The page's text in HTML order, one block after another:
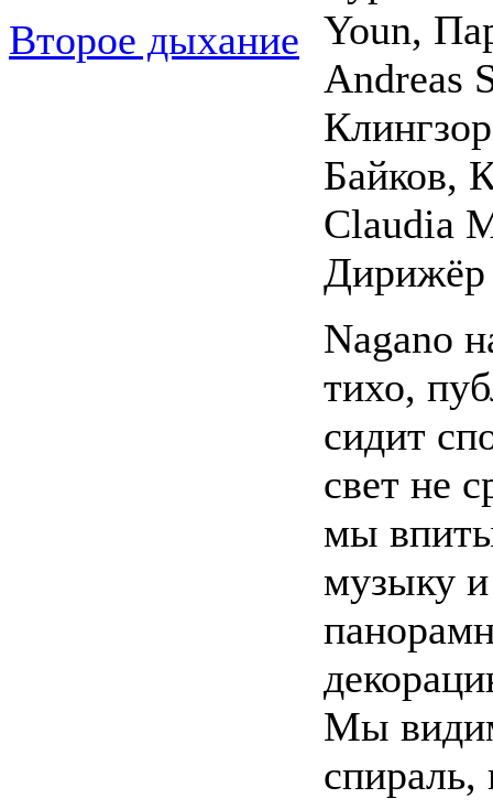
Второе дыхание Youn,
Andreas
Байков,
Claudia
Дирижёр
Nagano
тихо,
сидит
свет не
мы
музыку
Мы